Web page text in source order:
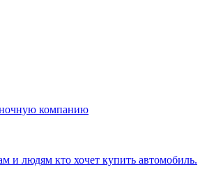
компанию
и людям кто хочет купить автомобиль.